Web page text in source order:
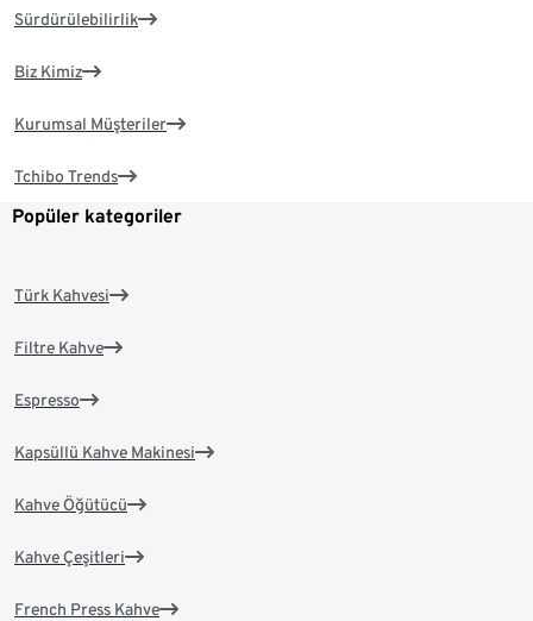
Sürdürülebilirlik
Biz Kimiz
Kurumsal Müşteriler
Tchibo Trends
Popüler kategoriler
Türk Kahvesi
Filtre Kahve
Espresso
Kapsüllü Kahve Makinesi
Kahve Öğütücü
Kahve Çeşitleri
French Press Kahve